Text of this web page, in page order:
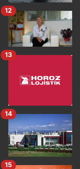
12
13
14
15